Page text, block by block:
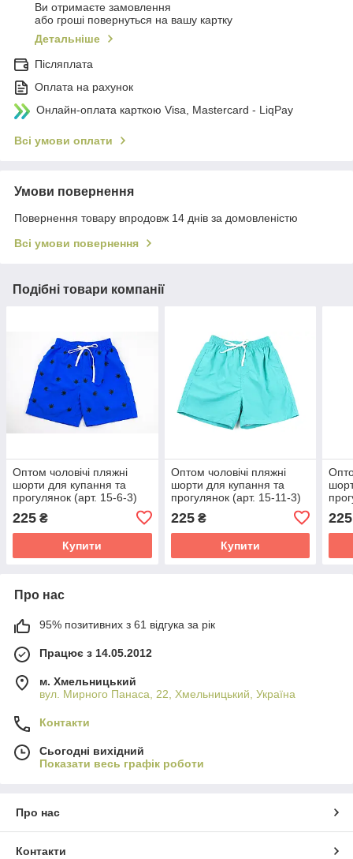
Ви отримаєте замовлення
або гроші повернуться на вашу картку
Детальніше
Післяплата
Оплата на рахунок
Онлайн-оплата карткою Visa, Mastercard - LiqPay
Всі умови оплати
Умови повернення
Повернення товару впродовж 14 днів за домовленістю
Всі умови повернення
Подібні товари компанії
Оптом чоловічі пляжні
шорти для купання та
прогулянок (арт. 15-6-3)
225 ₴
Купити
Оптом чоловічі пляжні
шорти для купання та
прогулянок (арт. 15-11-3)
225₴
Купити
225
Про нас
95% позитивних з 61 відгука за рік
Працює з 14.05.2012
м. Хмельницький
вул. Мирного Панаса, 22, Хмельницький, Україна
Контакти
Сьогодні вихідний
Показати весь графік роботи
Про нас
Контакти